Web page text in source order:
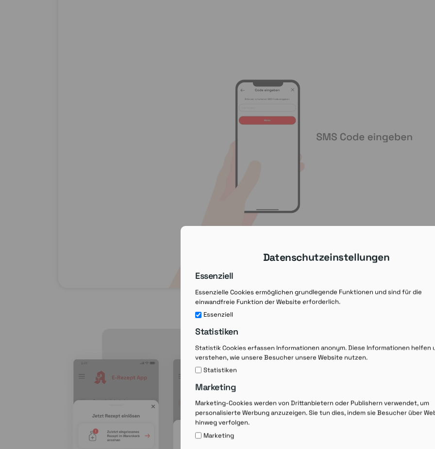
Rezept-Ausdruck
Rezept-
Wir laden Sie ein,
Rezepte schnell
oder die
sind Sie immer in
Datenschutzeinstellungen
Essenziell
Essenzielle Cookies ermöglichen grundlegende Funktionen und sind für die
einwandfreie Funktion der Website erforderlich.
Essenziell
Statistiken
Statistik Cookies erfassen Informationen anonym. Diese Informationen helfen
verstehen, wie unsere Besucher unsere Website nutzen.
Statistiken
Marketing
Marketing-Cookies werden von Drittanbietern oder Publishern verwendet, um
personalisierte Werbung anzuzeigen. Sie tun dies, indem sie Besucher über
hinweg verfolgen.
Marketing